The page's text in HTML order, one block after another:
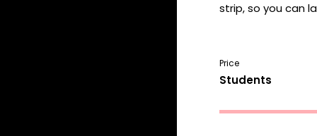
strip, so you can
Price
Students